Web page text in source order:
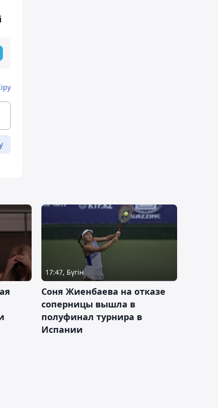
17:47, Бүгін
Соня Жиенбаева на отказе
соперницы вышла в
полуфинал турнира в
Испании